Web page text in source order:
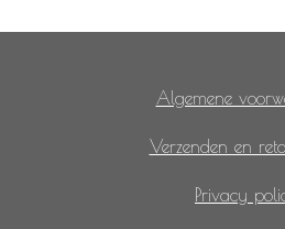
Algemene
Verzenden en
Privacy